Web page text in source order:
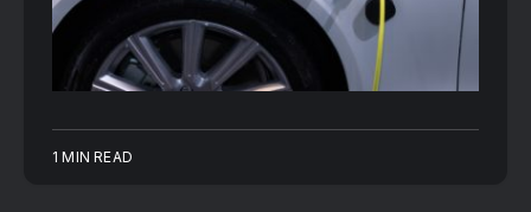
1 MIN READ